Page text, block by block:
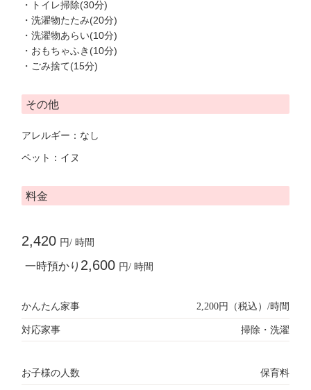
・トイレ掃除(30分)
・洗濯物たたみ(20分)
・洗濯物あらい(10分)
・おもちゃふき(10分)
・ごみ捨て(15分)
その他
アレルギー：なし
ペット：イヌ
料金
2,420 円/ 時間
一時預かり 2,600 円/ 時間
かんたん家事 2,200円（税込）/時間
対応家事 掃除・洗濯
お子様の人数 保育料